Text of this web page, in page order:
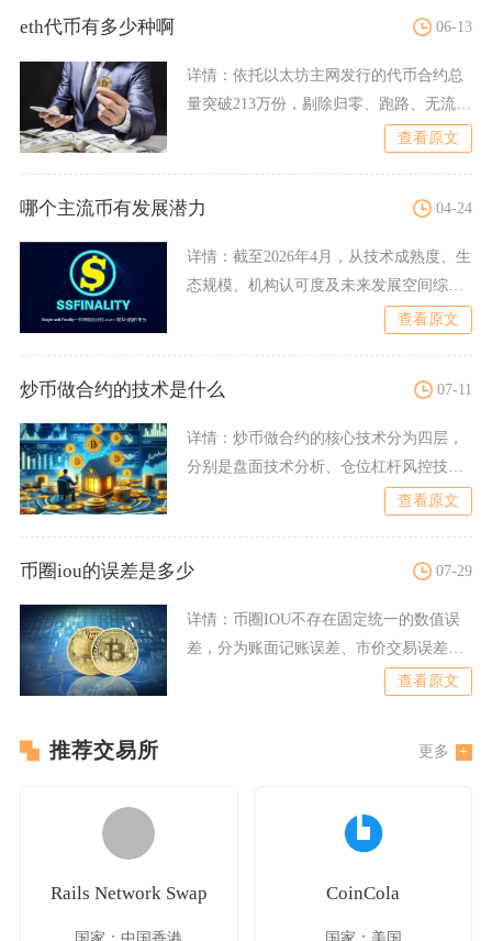
eth代币有多少种啊 06-13
详情： 依托以太坊主网发行的代币合约总
量突破213万份，剔除归零、跑路、无流通
查看原文
哪个主流币有发展潜力 04-24
详情： 截至2026年4月，从技术成熟度、生
态规模、机构认可度及未来发展空间综合
查看原文
炒币做合约的技术是什么 07-11
详情： 炒币做合约的核心技术分为四层，
分别是盘面技术分析、仓位杠杆风控技
术、标准化交易执行策略、低
查看原文
币圈iou的误差是多少 07-29
详情： 币圈IOU不存在固定统一的数值误
差，分为账面记账误差、市价交易误差、
查看原文
推荐交易所 更多
Rails Network Swap
国家：中国香港
CoinCola
国家：美国